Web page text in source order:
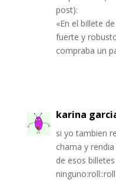
post):
«En el billete
fuerte y
compraba un
karina
si yo tambien
chama y
de esos
ninguno:roll::roll